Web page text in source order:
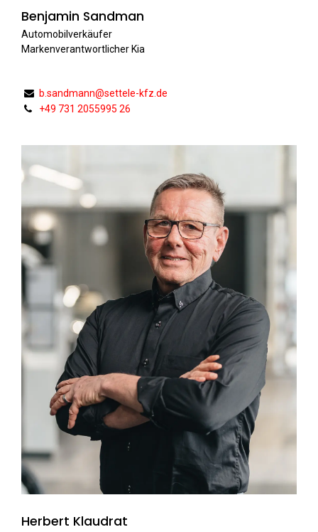
Benjamin Sandman
Automobilverkäufer
Markenverantwortlicher Kia
b.sandmann@settele-kfz.de
+49 731 2055995 26
Herbert Klaudrat